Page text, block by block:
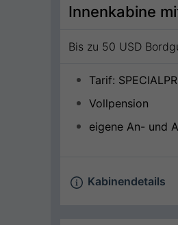
Innenkabine
Bis zu 50 USD
Tarif:
Vollpension
eigene An- und
Kabinendetails